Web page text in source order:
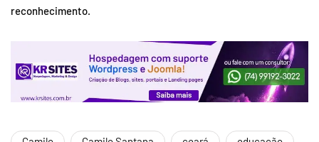
reconhecimento.